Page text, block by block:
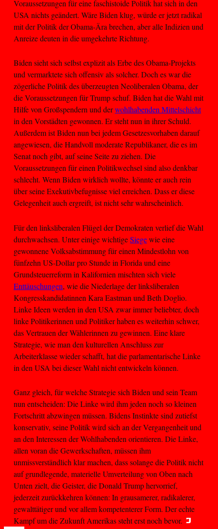
Voraussetzungen für eine faschistoide Politik hat sich in den
USA nichts geändert. Wäre Biden klug, würde er jetzt radikal
mit der Politik der Obama-Ära brechen, aber alle Indizien und
Anreize deuten in die umgekehrte Richtung.
Biden sieht sich selbst explizit als Erbe des Obama-Projekts
und vermarktete sich offensiv als solcher. Doch es war die
zögerliche Politik des überzeugten Neoliberalen Obama, der
die Voraussetzungen für Trump schuf. Biden hat die Wahl mit
Hilfe von Großspendern und derwohlhabenden Mittelschicht
in den Vorstädten gewonnen. Er steht nun in ihrer Schuld.
Außerdem ist Biden nun bei jedem Gesetzesvorhaben darauf
angewiesen, die Handvoll moderate Republikaner, die es im
Senat noch gibt, auf seine Seite zu ziehen. Die
Voraussetzungen für einen Politikwechsel sind also denkbar
schlecht. Wenn Biden wirklich wollte, könnte er auch rein
über seine Exekutivbefugnisse viel erreichen. Dass er diese
Gelegenheit auch ergreift, ist nicht sehr wahrscheinlich.
Für den linksliberalen Flügel der Demokraten verlief die Wahl
durchwachsen. Unter einige wichtigeSiegewie eine
gewonnene Volksabstimmung für einen Mindestlohn von
fünfzehn US-Dollar pro Stunde in Florida und eine
Grundsteuerreform in Kalifornien mischten sich viele
Enttäuschungen, wie die Niederlage der linksliberalen
Kongresskandidatinnen Kara Eastman und Beth Doglio.
Linke Ideen werden in den USA zwar immer beliebter, doch
linke Politikerinnen und Politiker haben es weiterhin schwer,
das Vertrauen der Wählerinnen zu gewinnen. Eine klare
Strategie, wie man den kulturellen Anschluss zur
Arbeiterklasse wieder schafft, hat die parlamentarische Linke
in den USA bei dieser Wahl nicht entwickeln können.
Ganz gleich, für welche Strategie sich Biden und sein Team
nun entscheiden: Die Linke wird ihm jeden noch so kleinen
Fortschritt abzwingen müssen. Bidens Instinkte sind zutiefst
konservativ, seine Politik wird sich an der Vergangenheit und
an den Interessen der Wohlhabenden orientieren. Die Linke,
allen voran die Gewerkschaften, müssen ihm
unmissverständlich klar machen, dass solange die Politik nicht
auf grundlegende, materielle Umverteilung von Oben nach
Unten zielt, die Geister, die Donald Trump hervorrief,
jederzeit zurückkehren können: In grausamerer, radikalerer,
gewalttätiger und vor allem kompetenterer Form. Der echte
Kampf um die Zukunft Amerikas steht erst noch bevor.